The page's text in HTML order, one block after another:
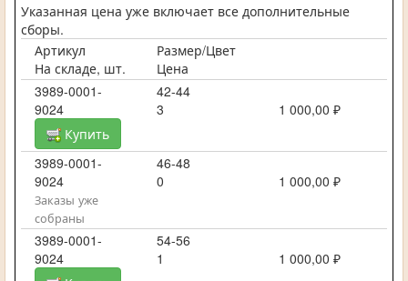
Указанная цена уже включает все дополнительные
сборы.
Артикул
Размер/Цвет
На складе, шт.
Цена
3989-0001-
9024
42-44
3
1 000,00 ₽
Купить
3989-0001-
9024
46-48
0
1 000,00 ₽
Заказы уже
собраны
3989-0001-
9024
54-56
1
1 000,00 ₽